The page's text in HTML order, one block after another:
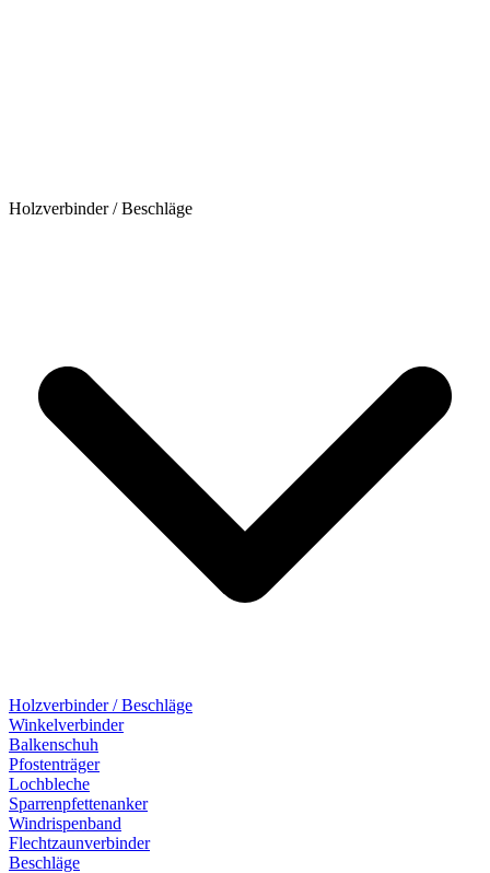
Holzverbinder / Beschläge
Holzverbinder / Beschläge
Winkelverbinder
Balkenschuh
Pfostenträger
Lochbleche
Sparrenpfettenanker
Windrispenband
Flechtzaunverbinder
Beschläge